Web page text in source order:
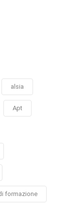
alsia
Apt
formazione